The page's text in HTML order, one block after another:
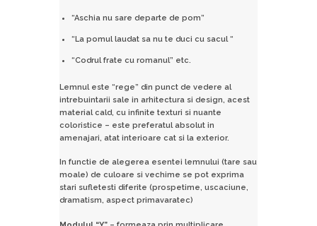
“Aschia nu sare departe de pom”
“La pomul laudat sa nu te duci cu sacul “
“Codrul frate cu romanul” etc.
Lemnul este “rege” din punct de vedere al
intrebuintarii sale in arhitectura si design, acest
material cald, cu infinite texturi si nuante
coloristice – este preferatul absolut in
amenajari, atat interioare cat si la exterior.
In functie de alegerea esentei lemnului (tare sau
moale) de culoare si vechime se pot exprima
stari sufletesti diferite (prospetime, uscaciune,
dramatism, aspect primavaratec)